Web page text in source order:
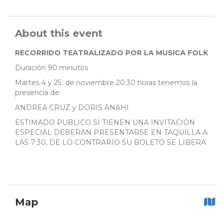
About this event
RECORRIDO TEATRALIZADO POR LA MUSICA FOLK
Duración 90 minutos
Martes 4 y 25 de noviembre 20:30 horas tenemos la
presencia de:
ANDREA CRUZ y DORIS ANAHI
ESTIMADO PUBLICO SI TIENEN UNA INVITACION
ESPECIAL DEBERAN PRESENTARSE EN TAQUILLA A
LAS 7:30, DE LO CONTRARIO SU BOLETO SE LIBERA
Map